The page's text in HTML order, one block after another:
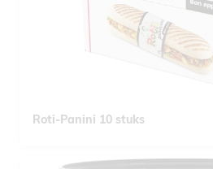
Roti-Panini 10 stuks